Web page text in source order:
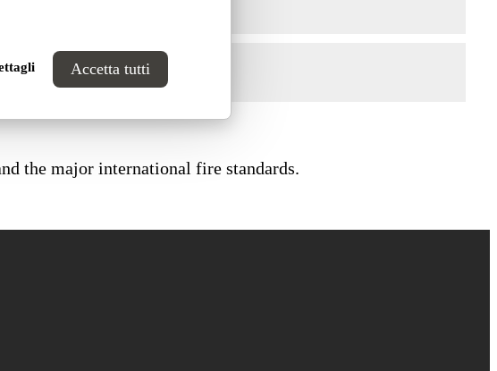
Accetta tutti
the major international fire standards.